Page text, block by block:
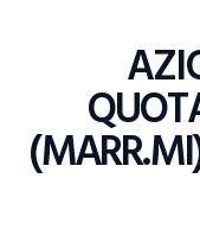
Guide Al